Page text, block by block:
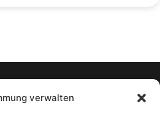
verwalten